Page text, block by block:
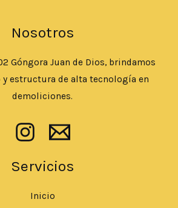
Nosotros
Góngora Juan de Dios, brindamos
y estructura de alta tecnología en
demoliciones.
Servicios
Inicio